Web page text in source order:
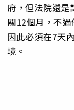
府，但法院還是
關12個月，不過
因此必須在7天
境。